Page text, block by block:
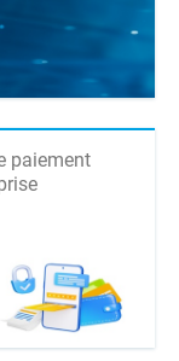
paiement